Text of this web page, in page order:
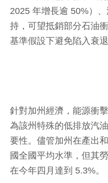
2025 年增長逾 50%）
持，可望抵銷部分石油
基準假設下避免陷入衰退
針對加州經濟，能源衝
為該州特殊的低排放汽
要性。儘管加州在產出
國全國平均水準，但其
在今年四月達到 5.3%。